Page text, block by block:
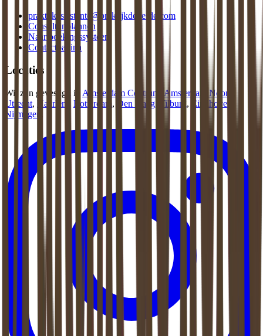
praktijkassistente@praktijkdeliefde.com
Consult inplannen
Naar boekingssysteem
Contactpagina
Locaties
Wij zijn gevestigd in Amsterdam Centrum Amsterdam Noord
Utrecht, Haarlem Rotterdam , Den Haag, Tilburg , Eindhoven
Nijmegen